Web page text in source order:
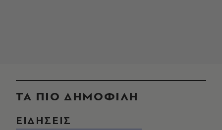
ΤΑ ΠΙΟ ΔΗΜΟΦΙΛΗ
ΕΙΔΗΣΕΙΣ